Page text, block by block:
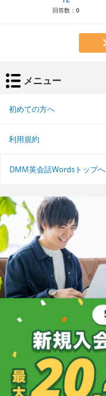
回答数： 0
メニュー
初めての方へ
利用規約
DMM英会話Wordsトップへ